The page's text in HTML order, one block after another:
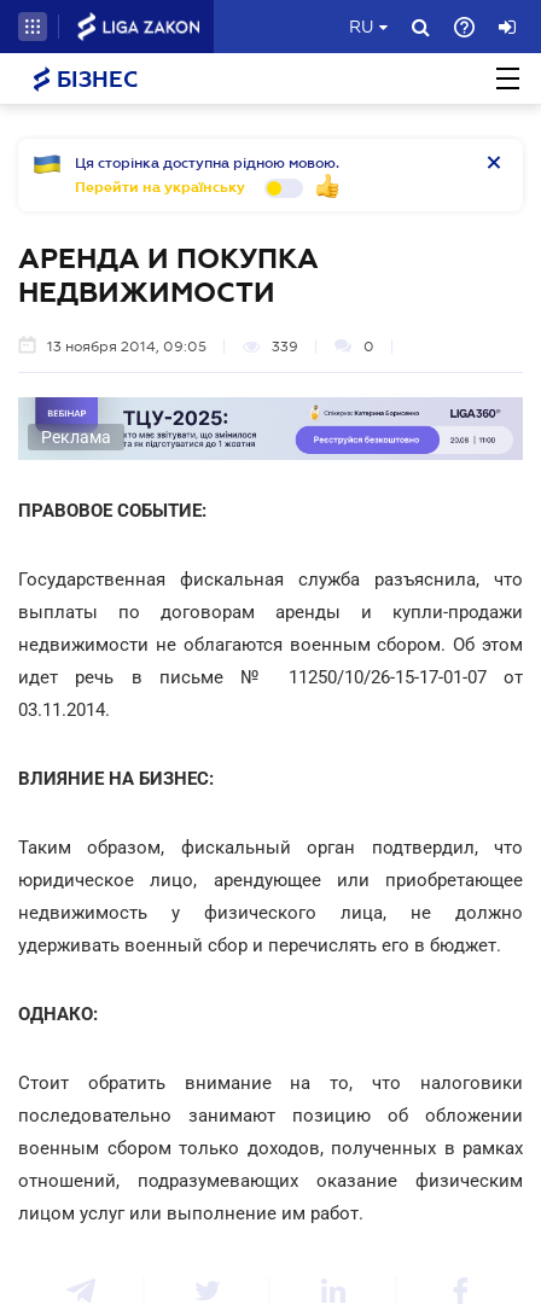
RU
БІЗНЕС
Ця сторінка доступна рідною мовою.
Перейти на українську
АРЕНДА И ПОКУПКА
НЕДВИЖИМОСТИ
13 ноября 2014, 09:05 339 0
Реклама
ПРАВОВОЕ СОБЫТИЕ:
Государственная фискальная служба разъяснила, что
выплаты по договорам аренды и купли-продажи
недвижимости не облагаются военным сбором. Об этом
идет речь в письме № 11250/10/26-15-17-01-07 от
03.11.2014.
ВЛИЯНИЕ НА БИЗНЕС:
Таким образом, фискальный орган подтвердил, что
юридическое лицо, арендующее или приобретающее
недвижимость у физического лица, не должно
удерживать военный сбор и перечислять его в бюджет.
ОДНАКО:
Стоит обратить внимание на то, что налоговики
последовательно занимают позицию об обложении
военным сбором только доходов, полученных в рамках
отношений, подразумевающих оказание физическим
лицом услуг или выполнение им работ.